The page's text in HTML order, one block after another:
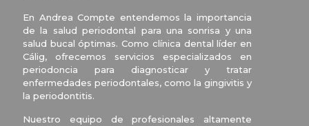
En Andrea Compte entendemos la importancia
de la salud periodontal para una sonrisa y una
salud bucal óptimas. Como clínica dental líder en
Cálig, ofrecemos servicios especializados en
periodoncia para diagnosticar y tratar
enfermedades periodontales, como la gingivitis y
la periodontitis.
Nuestro equipo de profesionales altamente